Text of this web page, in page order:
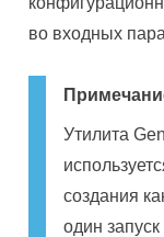
во входных
Утилита
создания
один